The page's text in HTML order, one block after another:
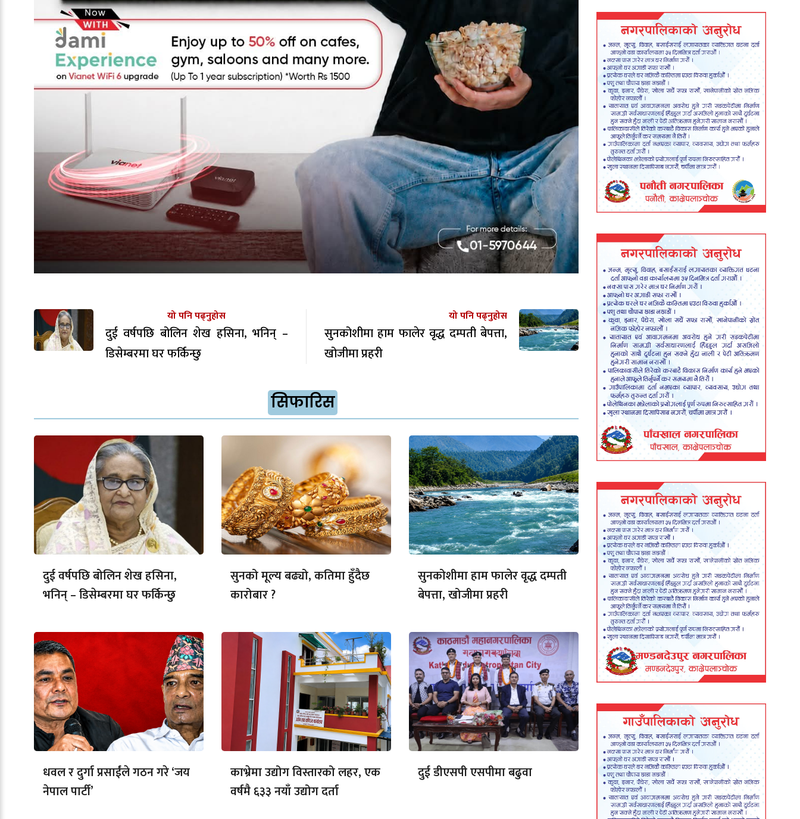
यो पनि पढ्नुहोस
दुई वर्षपछि बोलिन शेख हसिना, भनिन् –
डिसेम्बरमा घर फर्किन्छु
यो पनि पढ्नुहोस
सुनकोशीमा हाम फालेर वृद्ध दम्पती बेपत्ता,
खोजीमा प्रहरी
सिफारिस
दुई वर्षपछि बोलिन शेख हसिना,
भनिन् – डिसेम्बरमा घर फर्किन्छु
सुनको मूल्य बढ्यो, कतिमा हुँदैछ
कारोबार ?
सुनकोशीमा हाम फालेर वृद्ध दम्पती
बेपत्ता, खोजीमा प्रहरी
धवल र दुर्गा प्रसाईंले गठन गरे ‘जय
नेपाल पार्टी’
काभ्रेमा उद्योग विस्तारको लहर, एक
वर्षमै ६३३ नयाँ उद्योग दर्ता
दुई डीएसपी एसपीमा बढुवा